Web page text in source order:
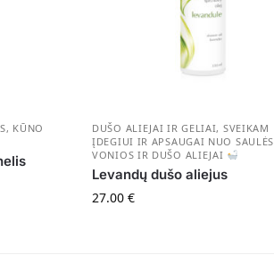
, KŪNO
DUŠO ALIEJAI IR GELIAI, SVEIKAM
ĮDEGIUI IR APSAUGAI NUO SAULĖS
VONIOS IR DUŠO ALIEJAI
Levandų dušo aliejus
27.00€